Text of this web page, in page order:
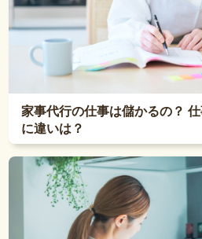
家事代行の仕事は儲かるの？
に違いは？